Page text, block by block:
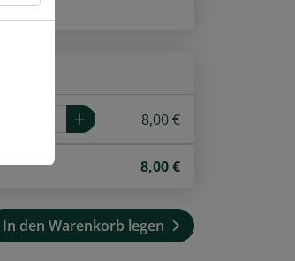
8,00 €
8,00€
In den Warenkorb legen